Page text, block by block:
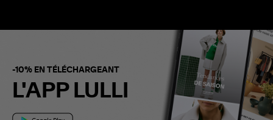
-10% EN TÉLÉCHARGEANT
L'APP LULLI